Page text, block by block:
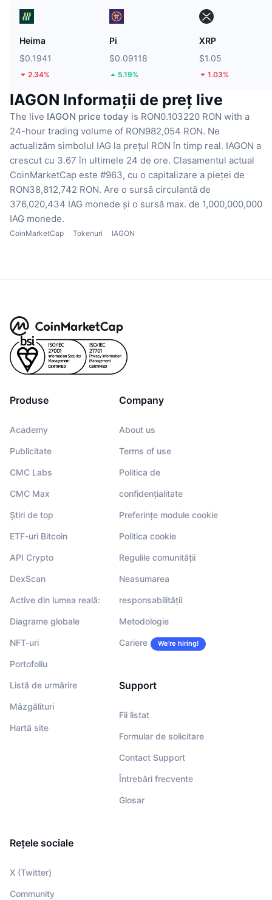
Heima
$0.1941
2.34%
Pi
$0.09118
5.19%
XRP
$1.05
1.03%
IAGON Informații de preț live
The live IAGON price today is RON0.103220 RON with a
24-hour trading volume of RON982,054 RON. Ne
actualizăm simbolul IAG la prețul RON în timp real. IAGON a
crescut cu 3.67 în ultimele 24 de ore. Clasamentul actual
CoinMarketCap este #963, cu o capitalizare a pieței de
RON38,812,742 RON. Are o sursă circulantă de
376,020,434 IAG monede și o sursă max. de 1,000,000,000
IAG monede.
CoinMarketCap Tokenuri IAGON
Produse
Academy
Publicitate
CMC Labs
CMC Max
Știri de top
ETF-uri Bitcoin
API Crypto
DexScan
Active din lumea reală:
Diagrame globale
NFT-uri
Portofoliu
Listă de urmărire
Mâzgălituri
Hartă site
Company
About us
Terms of use
Politica de
confidențialitate
Preferințe module cookie
Politica cookie
Regulile comunității
Neasumarea
responsabilității
Metodologie
Cariere We’re hiring!
Support
Fii listat
Formular de solicitare
Contact Support
Întrebări frecvente
Glosar
Rețele sociale
X (Twitter)
Community